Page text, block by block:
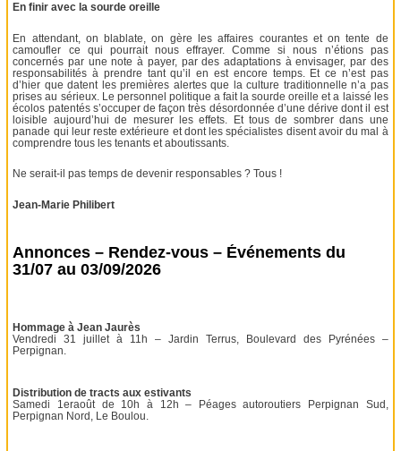
En finir avec la sourde oreille
En attendant, on blablate, on gère les affaires courantes et on tente de
camoufler ce qui pourrait nous effrayer. Comme si nous n’étions pas
concernés par une note à payer, par des adaptations à envisager, par des
responsabilités à prendre tant qu’il en est encore temps. Et ce n’est pas
d’hier que datent les premières alertes que la culture traditionnelle n’a pas
prises au sérieux. Le personnel politique a fait la sourde oreille et a laissé les
écolos patentés s’occuper de façon très désordonnée d’une dérive dont il est
loisible aujourd’hui de mesurer les effets. Et tous de sombrer dans une
panade qui leur reste extérieure et dont les spécialistes disent avoir du mal à
comprendre tous les tenants et aboutissants.
Ne serait-il pas temps de devenir responsables ? Tous !
Jean-Marie Philibert
Annonces – Rendez-vous – Événements du
31/07 au 03/09/2026
Hommage à Jean Jaurès
Vendredi 31 juillet à 11h – Jardin Terrus, Boulevard des Pyrénées –
Perpignan.
Distribution de tracts aux estivants
Samedi 1eraoût de 10h à 12h – Péages autoroutiers Perpignan Sud,
Perpignan Nord, Le Boulou.